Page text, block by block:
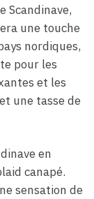
Scandinave,
une touche
nordiques,
pour les
et les
une tasse de
en
canapé.
sensation de